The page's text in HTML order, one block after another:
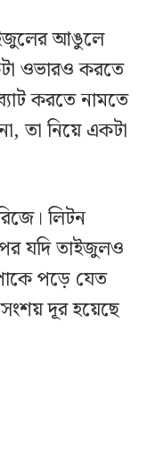
আঙুলে
ওভারও করতে
করতে নামতে
তা নিয়ে একটা
লিটন
যদি তাইজুলও
পড়ে যেত
দূর হয়েছে